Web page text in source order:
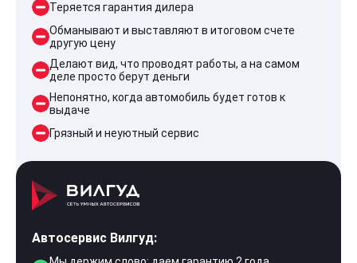
Теряется гарантия дилера
Обманывают и выставляют в итоговом счете
другую цену
Делают вид, что проводят работы, а на самом
деле просто берут деньги
Непонятно, когда автомобиль будет готов к
выдаче
Грязный и неуютный сервис
Автосервис Вилгуд: